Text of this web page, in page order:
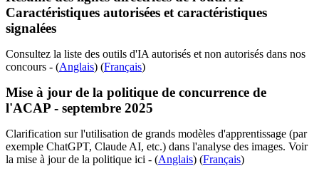
Caractéristiques autorisées et caractéristiques
signalées
Consultez la liste des outils d'IA autorisés et non autorisés dans nos
concours - (Anglais) (Français)
Mise à jour de la politique de concurrence de
l'ACAP - septembre 2025
Clarification sur l'utilisation de grands modèles d'apprentissage (par
exemple ChatGPT, Claude AI, etc.) dans l'analyse des images. Voir
la mise à jour de la politique ici - (Anglais) (Français)